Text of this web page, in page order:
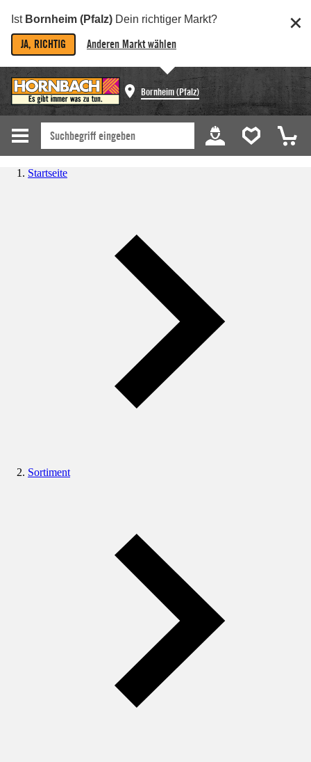
Ist Bornheim (Pfalz) Dein richtiger Markt?
JA, RICHTIG Anderen Markt wählen
Bornheim (Pfalz)
Startseite
Sortiment